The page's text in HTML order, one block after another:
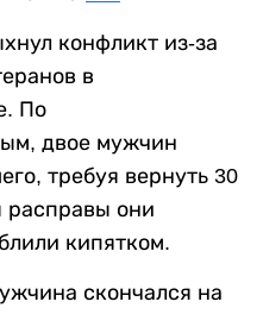
конфликт из-за
в
По
двое мужчин
требуя вернуть 30
расправы они
кипятком.
скончался на